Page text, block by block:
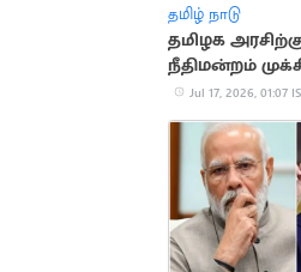
தமிழ் நாடு
தமிழக
நீதிமன்றம்
அறிவுறுத்தல்
Jul 17, 2026, 01:07